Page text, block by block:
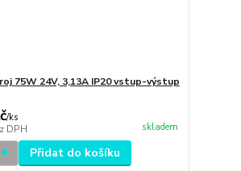
75W 24V, 3,13A IP20 vstup-výstup
/ks
DPH skladem
Přidat do košíku